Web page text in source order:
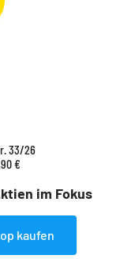
im Fokus
33/26
€
kaufen